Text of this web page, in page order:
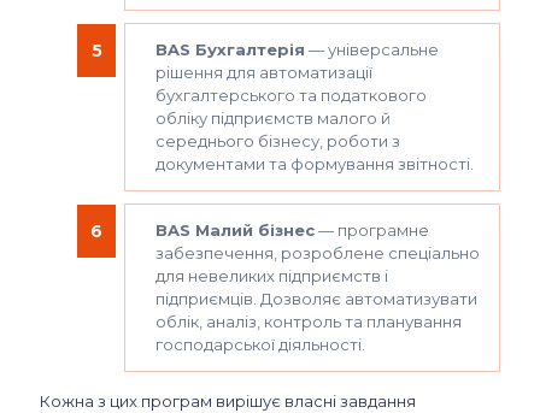
BAS Бухгалтерія — універсальне
рішення для автоматизації
бухгалтерського та податкового
обліку підприємств малого й
середнього бізнесу, роботи з
документами та формування звітності.
BAS Малий бізнес— програмне
забезпечення, розроблене спеціально
для невеликих підприємств і
підприємців. Дозволяє автоматизувати
облік, аналіз, контроль та планування
господарської діяльності.
Кожна з цих програм вирішує власні завдання